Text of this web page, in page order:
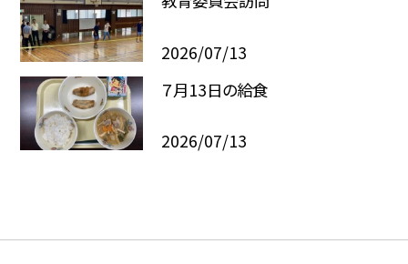
2026/07/13
７月13日の給食
2026/07/13